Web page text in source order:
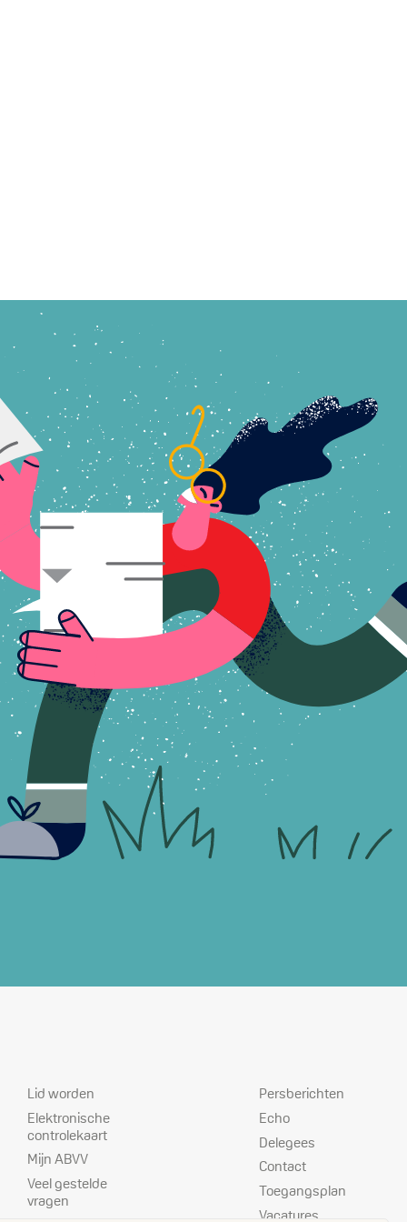
Dienstverlening
Lid worden
Elektronische
controlekaart
Mijn ABVV
Veel gestelde
vragen
Prioriteiten
Persberichten
Echo
Delegees
Contact
Toegangsplan
Vacatures